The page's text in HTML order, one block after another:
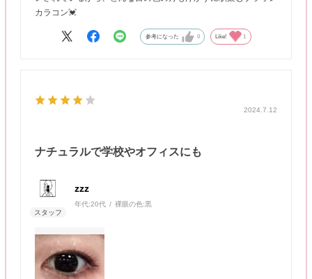
カラコン💓
参考になった 0 Like! 1
2024.7.12
ナチュラルで学校やオフィスにも
zzz
年代:20代 裸眼の色:黒